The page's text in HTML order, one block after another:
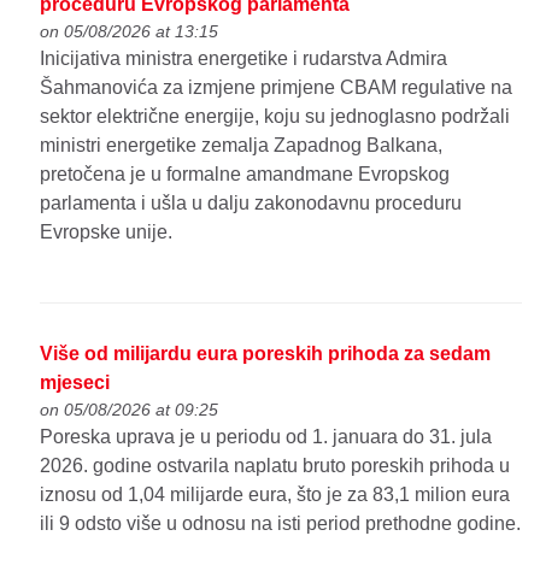
proceduru Evropskog parlamenta
on 05/08/2026 at 13:15
Inicijativa ministra energetike i rudarstva Admira
Šahmanovića za izmjene primjene CBAM regulative na
sektor električne energije, koju su jednoglasno podržali
ministri energetike zemalja Zapadnog Balkana,
pretočena je u formalne amandmane Evropskog
parlamenta i ušla u dalju zakonodavnu proceduru
Evropske unije.
Više od milijardu eura poreskih prihoda za sedam
mjeseci
on 05/08/2026 at 09:25
Poreska uprava je u periodu od 1. januara do 31. jula
2026. godine ostvarila naplatu bruto poreskih prihoda u
iznosu od 1,04 milijarde eura, što je za 83,1 milion eura
ili 9 odsto više u odnosu na isti period prethodne godine.